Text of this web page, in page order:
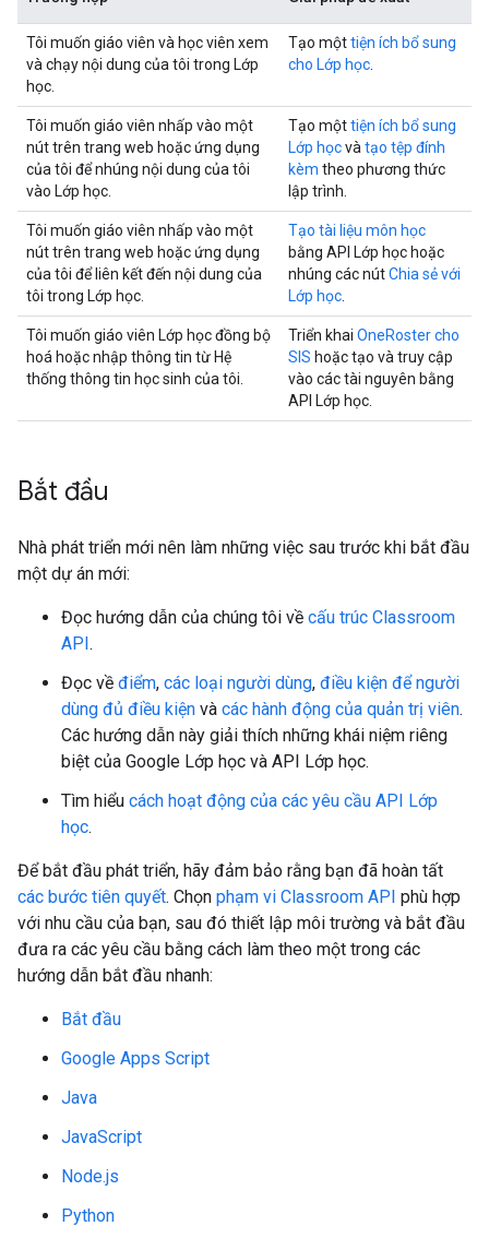
Tôi muốn giáo viên và học viên xem
và chạy nội dung của tôi trong Lớp
học.
Tạo mộttiện ích bổ sung
cho Lớp học
Tôi muốn giáo viên nhấp vào một
nút trên trang web hoặc ứng dụng
của tôi để nhúng nội dung của tôi
vào Lớp học.
Tạo mộttiện ích bổ sung
Lớp họcvà tạo tệp đính
kèm theo phương thức
lập trình.
Tôi muốn giáo viên nhấp vào một
nút trên trang web hoặc ứng dụng
của tôi để liên kết đến nội dung của
tôi trong Lớp học.
Tạo tài liệu môn học
bằng API Lớp học hoặc
nhúng các nútChia sẻ với
Lớp học
Tôi muốn giáo viên Lớp học đồng bộ
hoá hoặc nhập thông tin từ Hệ
thống thông tin học sinh của tôi.
Triển khai OneRoster cho
SIS hoặc tạo và truy cập
vào các tài nguyên bằng
API Lớp học.
Bắt đầu
Nhà phát triển mới nên làm những việc sau trước khi bắt đầu
một dự án mới:
Đọc hướng dẫn của chúng tôi về cấu trúc Classroom
API.
Đọc về điểm, các loại người dùng, điều kiện để người
dùng đủ điều kiện và các hành động của quản trị viên.
Các hướng dẫn này giải thích những khái niệm riêng
biệt của Google Lớp học và API Lớp học.
Tìm hiểu cách hoạt động của các yêu cầu API Lớp
học.
Để bắt đầu phát triển, hãy đảm bảo rằng bạn đã hoàn tất
các bước tiên quyết. Chọn phạm vi Classroom API phù hợp
với nhu cầu của bạn, sau đó thiết lập môi trường và bắt đầu
đưa ra các yêu cầu bằng cách làm theo một trong các
hướng dẫn bắt đầu nhanh:
Bắt đầu
Google Apps Script
Java
JavaScript
Node.js
Python